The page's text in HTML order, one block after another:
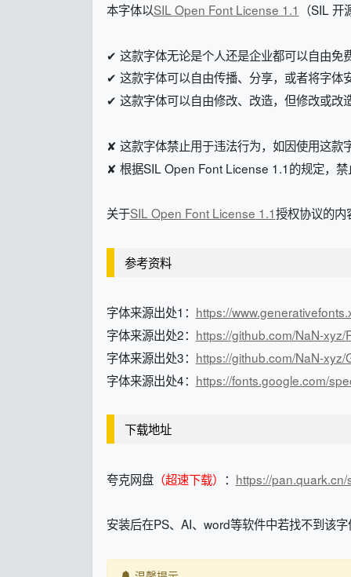
本字体以SIL Open Font License 1.1 （SIL
✔ 这款字体无论是个人还是企业都可以自由免
✔ 这款字体可以自由传播、分享，或者将字体
✔ 这款字体可以自由修改、改造，但修改或
✘ 这款字体禁止用于违法行为，如因使用这款
✘ 根据SIL Open Font License 1.1的规定，
关于SIL Open Font License 1.1授权协议的
参考资料
字体来源出处1： https://
字体来源出处2： https://github.com/NaN-xyz/
字体来源出处3： https://github.com/NaN-xyz/
字体来源出处4： https://fonts.google.com/
下载地址
夸克网盘（超速下载） ： https://
安装后在PS、AI、word等软件中若找不到该